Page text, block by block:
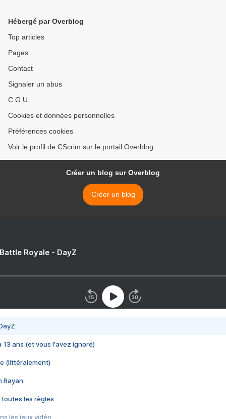
Hébergé par Overblog
Top articles
Pages
Contact
Signaler un abus
C.G.U.
Cookies et données personnelles
Préférences cookies
Voir le profil de CScrim sur le portail Overblog
Créer un blog sur Overblog
Créer un blog
Royale - DayZ
13 ans (et vous l'avez ignoré)
(littéralement)
Rayan
toutes les règles
les jeux vidéo